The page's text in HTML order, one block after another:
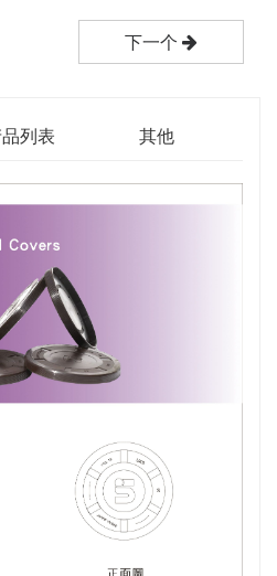
下一个
列表 其他